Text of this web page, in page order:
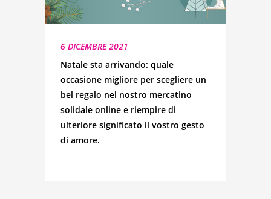
6 DICEMBRE 2021
Natale sta arrivando: quale
occasione migliore per scegliere un
bel regalo nel nostro mercatino
solidale online e riempire di
ulteriore significato il vostro gesto
di amore.